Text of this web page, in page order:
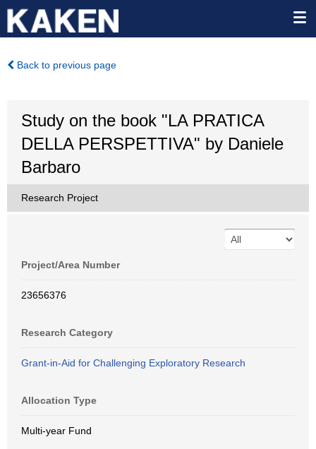
Back to previous page
Study on the book "LA PRATICA
DELLA PERSPETTIVA" by Daniele
Barbaro
Research Project
Project/Area Number
23656376
Research Category
Grant-in-Aid for Challenging Exploratory Research
Allocation Type
Multi-year Fund